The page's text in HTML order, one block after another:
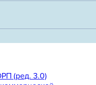
(ред. 3.0)